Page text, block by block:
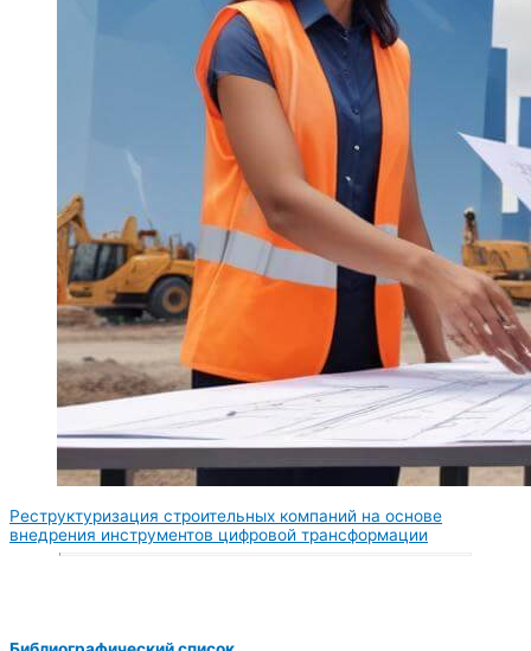
Реструктуризация строительных компаний на основе
внедрения инструментов цифровой трансформации